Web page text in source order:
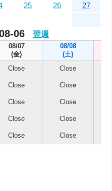
25 26
27
06 翌週
08/07
(金)
08/08
(土)
Close Close
Close Close
Close Close
Close Close
Close Close